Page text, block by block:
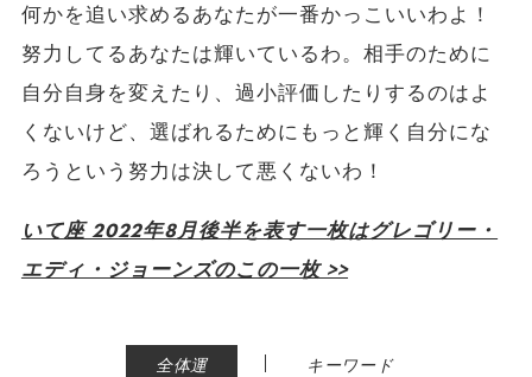
何かを追い求めるあなたが一番かっこいいわよ！
努力してるあなたは輝いているわ。相手のために
自分自身を変えたり、過小評価したりするのはよ
くないけど、選ばれるためにもっと輝く自分にな
ろうという努力は決して悪くないわ！
いて座 2022年8月後半を表す一枚はグレゴリー・
エディ・ジョーンズのこの一枚 >>
全体運 | キーワード